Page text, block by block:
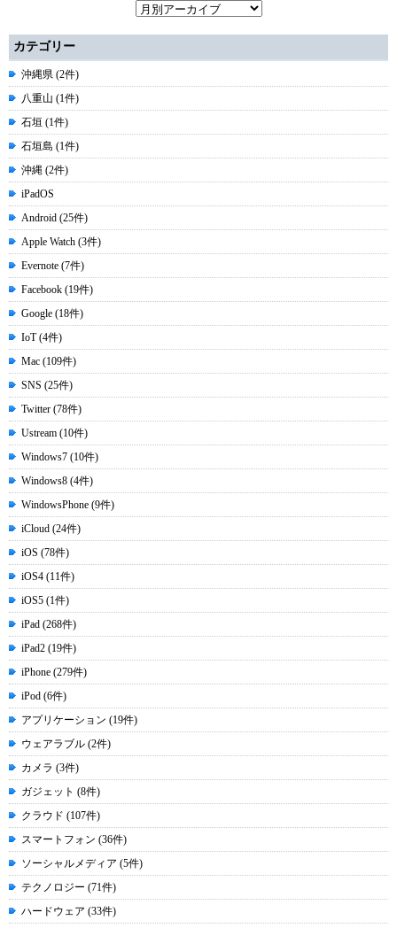
カテゴリー
沖縄県 (2件)
八重山 (1件)
石垣 (1件)
石垣島 (1件)
沖縄 (2件)
iPadOS
Android (25件)
Apple Watch (3件)
Evernote (7件)
Facebook (19件)
Google (18件)
IoT (4件)
Mac (109件)
SNS (25件)
Twitter (78件)
Ustream (10件)
Windows7 (10件)
Windows8 (4件)
WindowsPhone (9件)
iCloud (24件)
iOS (78件)
iOS4 (11件)
iOS5 (1件)
iPad (268件)
iPad2 (19件)
iPhone (279件)
iPod (6件)
アプリケーション (19件)
ウェアラブル (2件)
カメラ (3件)
ガジェット (8件)
クラウド (107件)
スマートフォン (36件)
ソーシャルメディア (5件)
テクノロジー (71件)
ハードウェア (33件)